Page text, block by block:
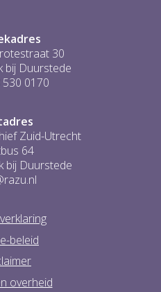
30
bij Duurstede
530 0170
Zuid-Utrecht
64
bij Duurstede
beleid
overheid